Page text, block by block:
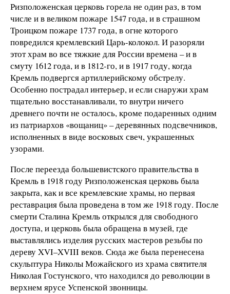
Ризположенская церковь горела не один раз, в том
числе и в великом пожаре 1547 года, и в страшном
Троицком пожаре 1737 года, в огне которого
повредился кремлевский Царь-колокол. И разоряли
этот храм во все тяжкие для России времена – и в
смуту 1612 года, и в 1812-го, и в 1917 году, когда
Кремль подвергся артиллерийскому обстрелу.
Особенно пострадал интерьер, и если снаружи храм
тщательно восстанавливали, то внутри ничего
древнего почти не осталось, кроме подаренных одним
из патриархов «вощаниц» – деревянных подсвечников,
исполненных в виде восковых свеч, украшенных
узорами.
После переезда большевистского правительства в
Кремль в 1918 году Ризположенская церковь была
закрыта, как и все кремлевские храмы, но первая
реставрация была проведена в том же 1918 году. После
смерти Сталина Кремль открылся для свободного
доступа, и церковь была обращена в музей, где
выставлялись изделия русских мастеров резьбы по
дереву XVI–XVIII веков. Сюда же была перенесена
скульптура Николы Можайского из храма святителя
Николая Гостунского, что находился до революции в
верхнем ярусе Успенской звонницы.